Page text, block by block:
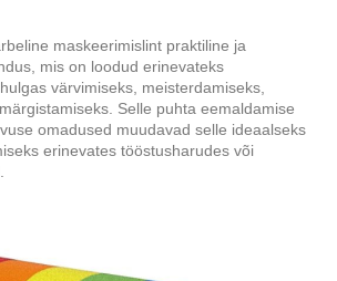
maskeerimislint praktiline ja
mis on loodud erinevateks
värvimiseks, meisterdamiseks,
Selle puhta eemaldamise
omadused muudavad selle ideaalseks
erinevates tööstusharudes või